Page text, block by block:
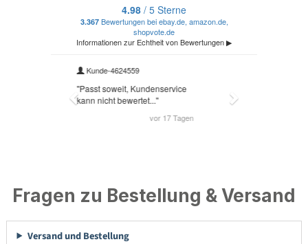
Fragen zu Bestellung & Versand
Versand und Bestellung